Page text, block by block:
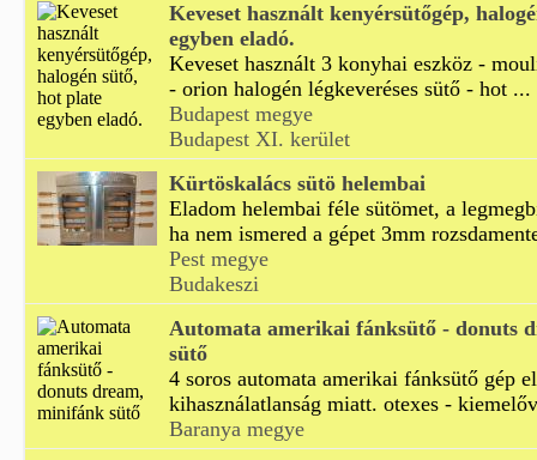
Keveset használt kenyérsütőgép,
egyben eladó.
Keveset használt 3 konyhai eszköz -
- orion halogén légkeveréses sütő - hot ...
Budapest megye
Budapest XI. kerület
Kürtöskalács sütö helembai
Eladom helembai féle sütömet, a
ha nem ismered a gépet 3mm
Pest megye
Budakeszi
Automata amerikai fánksütő - donuts
sütő
4 soros automata amerikai fánksütő gép
kihasználatlanság miatt. otexes -
Baranya megye